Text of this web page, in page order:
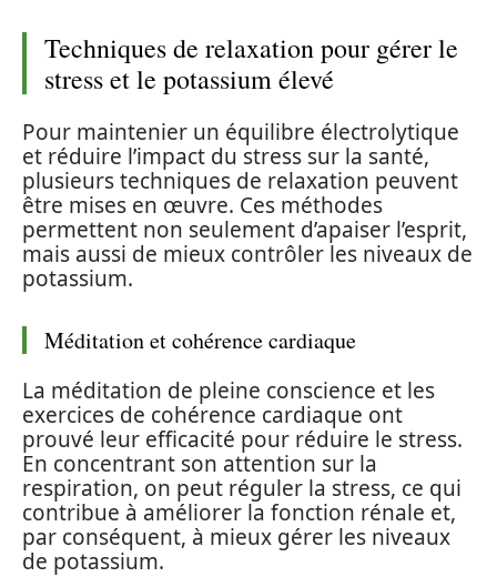
Techniques de relaxation pour gérer le
stress et le potassium élevé
Pour maintenier un équilibre électrolytique
et réduire l’impact du stress sur la santé,
plusieurs techniques de relaxation peuvent
être mises en œuvre. Ces méthodes
permettent non seulement d’apaiser l’esprit,
mais aussi de mieux contrôler les niveaux de
potassium.
Méditation et cohérence cardiaque
La méditation de pleine conscience et les
exercices de cohérence cardiaque ont
prouvé leur efficacité pour réduire le stress.
En concentrant son attention sur la
respiration, on peut réguler la stress, ce qui
contribue à améliorer la fonction rénale et,
par conséquent, à mieux gérer les niveaux
de potassium.